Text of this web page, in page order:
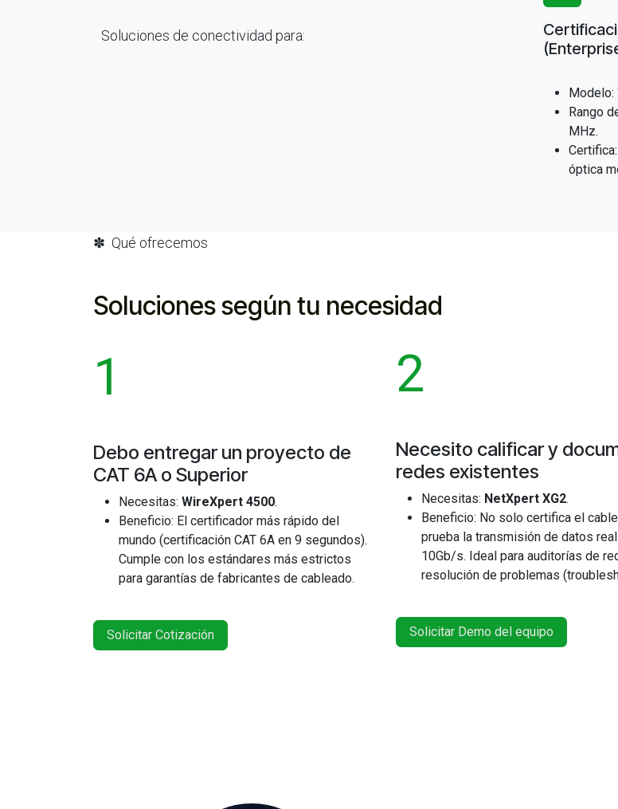
Soluciones de conectividad para:
Modelo:
Rango
MHz.
óptica
✽ Qué ofrecemos
Soluciones según tu necesidad
1
Debo entregar un proyecto de
CAT 6A o Superior ​
Necesitas: WireXpert 4500.
Beneficio: El certificador más rápido del
mundo (certificación CAT 6A en 9 segundos).
Cumple con los estándares más estrictos
para garantías de fabricantes de cableado.
Solicitar Cotización
2
Necesito calificar y
redes existentes
Necesitas: NetXpert XG2.
Beneficio: No solo certifica el
prueba la transmisión de datos
10Gb/s. Ideal para auditorías de
resolución de problemas
Solicitar Demo del equipo